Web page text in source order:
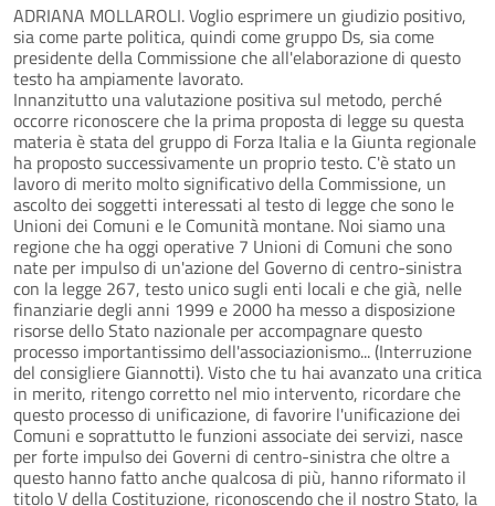
ADRIANA MOLLAROLI. Voglio esprimere un giudizio positivo,
sia come parte politica, quindi come gruppo Ds, sia come
presidente della Commissione che all'elaborazione di questo
testo ha ampiamente lavorato.
Innanzitutto una valutazione positiva sul metodo, perché
occorre riconoscere che la prima proposta di legge su questa
materia è stata del gruppo di Forza Italia e la Giunta regionale
ha proposto successivamente un proprio testo. C'è stato un
lavoro di merito molto significativo della Commissione, un
ascolto dei soggetti interessati al testo di legge che sono le
Unioni dei Comuni e le Comunità montane. Noi siamo una
regione che ha oggi operative 7 Unioni di Comuni che sono
nate per impulso di un'azione del Governo di centro-sinistra
con la legge 267, testo unico sugli enti locali e che già, nelle
finanziarie degli anni 1999 e 2000 ha messo a disposizione
risorse dello Stato nazionale per accompagnare questo
processo importantissimo dell'associazionismo... (Interruzione
del consigliere Giannotti). Visto che tu hai avanzato una critica
in merito, ritengo corretto nel mio intervento, ricordare che
questo processo di unificazione, di favorire l'unificazione dei
Comuni e soprattutto le funzioni associate dei servizi, nasce
per forte impulso dei Governi di centro-sinistra che oltre a
questo hanno fatto anche qualcosa di più, hanno riformato il
titolo V della Costituzione, riconoscendo che il nostro Stato, la